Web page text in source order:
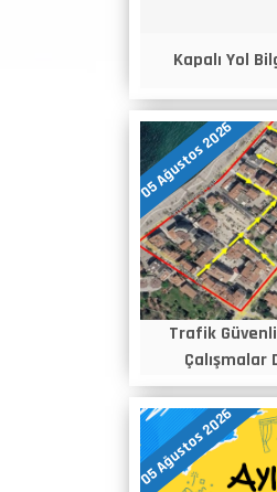
Kapalı Yol
05 Ağustos 2026
Trafik
Çalışmalar
05 Ağustos 2026